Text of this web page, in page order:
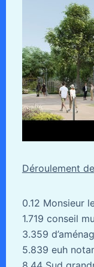
Déroulement
0.12 Monsieur
1.719 conseil
3.359
5.839 euh